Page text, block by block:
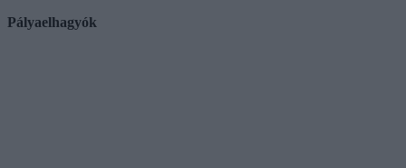
Pályaelhagyók